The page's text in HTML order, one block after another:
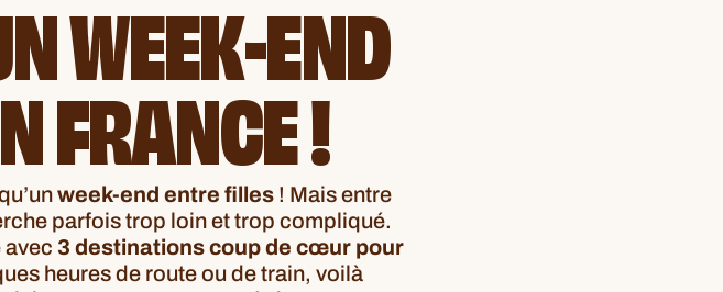
WEEK-END
FRANCE !
week-end entre filles ! Mais entre
parfois trop loin et trop compliqué.
avec 3 destinations coup de cœur pour
heures de route ou de train, voilà